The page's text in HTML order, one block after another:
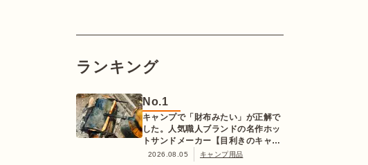
ランキング
No.1
キャンプで「財布みたい」が正解で
した。人気職人ブランドの名作ホッ
トサンドメーカー【目利きのキャン
プギア】
2026.08.05
キャンプ用品